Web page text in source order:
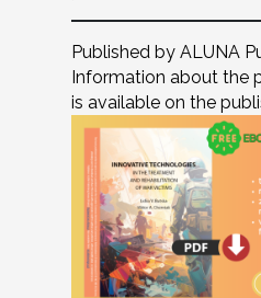
Published by ALUNA
Information about the
is available on the